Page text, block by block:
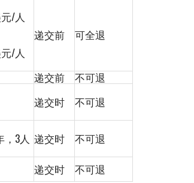
/人
/人
递交前 可全退
递交前
不可退
递交时 不可退
3人 递交时
不可退
递交时 不可退